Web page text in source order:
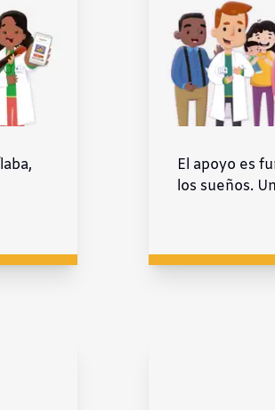
El apoyo es
los sueños.